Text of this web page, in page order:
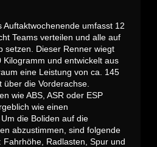
Auftaktwochenende umfasst 12
Teams verteilen und alle auf
setzen. Dieser Renner wiegt
und entwickelt aus
eine Leistung von ca. 145
über die Vorderachse.
wie ABS, ASR oder ESP
wie einen
die Boliden auf die
abzustimmen, sind folgende
Fahrhöhe, Radlasten, Spur und